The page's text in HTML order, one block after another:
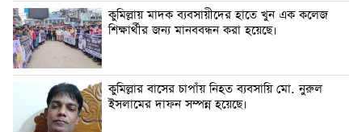
কুমিল্লায় মাদক ব্যবসায়ীদের হাতে খুন এক কলেজ
শিক্ষার্থীর জন্য মানববন্ধন করা হয়েছে।
কুমিল্লার বাসের চাপাঁয় নিহত ব্যবসায়ি মো. নুরুল
ইসলামের দাফন সম্পন্ন হয়েছে।